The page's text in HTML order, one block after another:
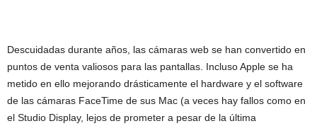
Descuidadas durante años, las cámaras web se han convertido en
puntos de venta valiosos para las pantallas. Incluso Apple se ha
metido en ello mejorando drásticamente el hardware y el software
de las cámaras FaceTime de sus Mac (a veces hay fallos como en
el Studio Display, lejos de prometer a pesar de la última